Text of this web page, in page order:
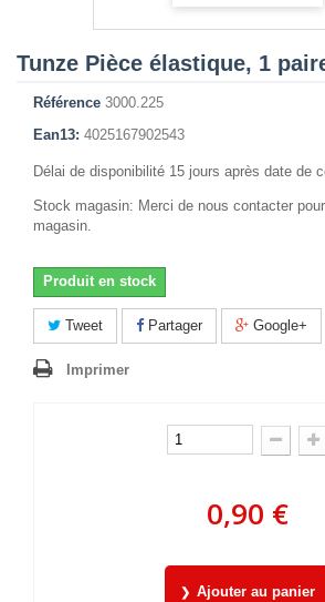
Tunze Pièce élastique, 1
Référence 3000.225
Ean13: 4025167902543
Délai de disponibilité 15 jours après date de
Stock magasin: Merci de nous contacter
magasin.
Produit en stock
Tweet Partager Google+
Imprimer
0,90 €
Ajouter au panier